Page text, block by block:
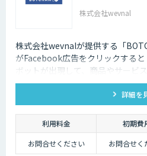
株式会社wevnal
株式会社wevnalが提供する「
がFacebook広告をクリックする
ボットが出現して、商品やサービ
の質問に対して、メッセージ形式
ることができる「対話型広告」を
詳細を
利用料金 初期費
お問合せください
お問合せく